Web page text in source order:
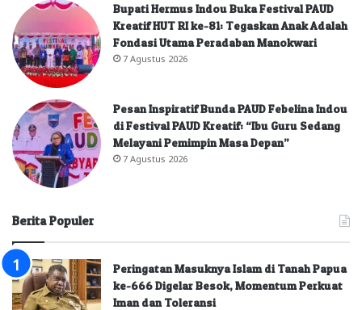
Bupati Hermus Indou Buka Festival PAUD
Kreatif HUT RI ke-81: Tegaskan Anak Adalah
Fondasi Utama Peradaban Manokwari
7 Agustus 2026
Pesan Inspiratif Bunda PAUD Febelina Indou
di Festival PAUD Kreatif: “Ibu Guru Sedang
Melayani Pemimpin Masa Depan”
7 Agustus 2026
Berita Populer
Peringatan Masuknya Islam di Tanah Papua
ke-666 Digelar Besok, Momentum Perkuat
Iman dan Toleransi